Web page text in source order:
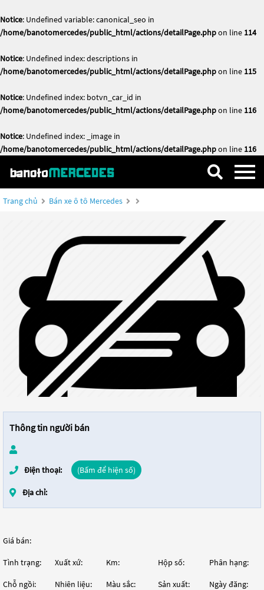
Notice: Undefined variable: canonical_seo in
/home/banotomercedes/public_html/actions/detailPage.phpon line 114
Notice: Undefined index: descriptions in
/home/banotomercedes/public_html/actions/detailPage.phpon line 115
Notice: Undefined index: botvn_car_id in
/home/banotomercedes/public_html/actions/detailPage.phpon line 116
Notice: Undefined index: _image in
/home/banotomercedes/public_html/actions/detailPage.phpon line 116
Trang chủ Bán xe ô tô Mercedes
Thông tin người bán
Điện thoại: (Bấm để hiện số)
Địa chỉ:
Giá bán:
Tình trạng: Xuất xứ: Km: Hộp số: Phân hạng:
Chỗ ngồi: Nhiên liệu: Màu sắc: Sản xuất: Ngày đăng: